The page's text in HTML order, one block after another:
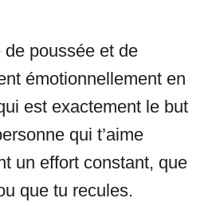
poussée et de
émotionnellement en
est exactement le but
qui t’aime
un effort constant, que
que tu recules.